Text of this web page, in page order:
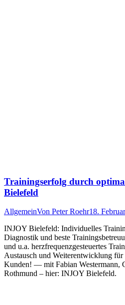
Trainingserfolg durch
Bielefeld
AllgemeinVon Peter Roehr18.
INJOY Bielefeld: Individuelles
Diagnostik und beste
und u.a. herzfrequenzgesteuertes
Austausch und Weiterentwicklung für
Kunden! — mit Fabian Westermann,
Rothmund – hier: INJOY Bielefeld.